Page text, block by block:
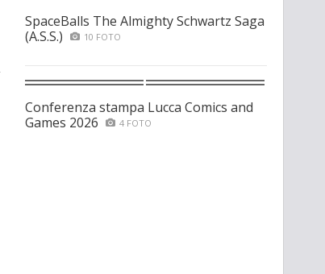
SpaceBalls The Almighty Schwartz Saga
(A.S.S.)
10 FOTO
Conferenza stampa Lucca Comics and
Games 2026
4 FOTO